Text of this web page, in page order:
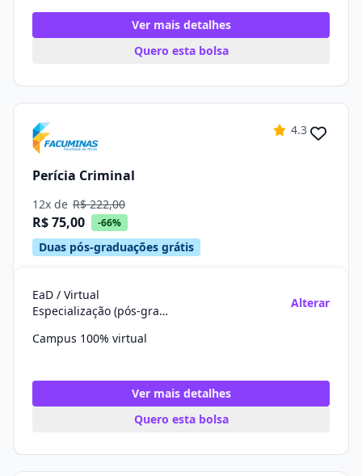
Ver mais detalhes
Quero esta bolsa
4.3
Perícia Criminal
12x de R$ 222,00
R$ 75,00 -66%
Duas pós-graduações grátis
EaD / Virtual
Especialização (pós-graduação)
Alterar
Campus 100% virtual
Ver mais detalhes
Quero esta bolsa